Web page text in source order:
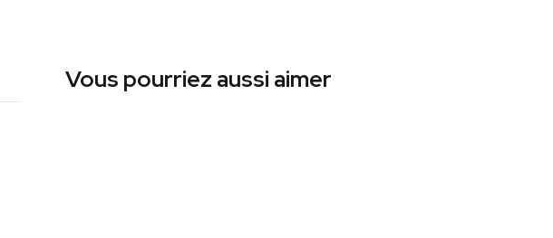
Vous pourriez aussi aimer